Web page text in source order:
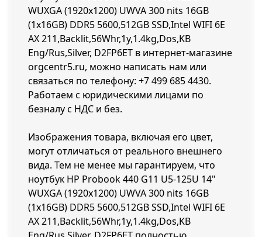
WUXGA (1920x1200) UWVA 300 nits 16GB
(1x16GB) DDR5 5600,512GB SSD,Intel WIFI 6E
AX 211,Backlit,56Whr,1y,1.4kg,Dos,KB
Eng/Rus,Silver, D2FP6ET в интернет-магазине
orgcentr5.ru, можно написать нам или
связаться по телефону: +7 499 685 4430.
Работаем с юридическими лицами по
безналу с НДС и без.
Изображения товара, включая его цвет,
могут отличаться от реального внешнего
вида. Тем не менее мы гарантируем, что
ноутбук HP Probook 440 G11 U5-125U 14"
WUXGA (1920x1200) UWVA 300 nits 16GB
(1x16GB) DDR5 5600,512GB SSD,Intel WIFI 6E
AX 211,Backlit,56Whr,1y,1.4kg,Dos,KB